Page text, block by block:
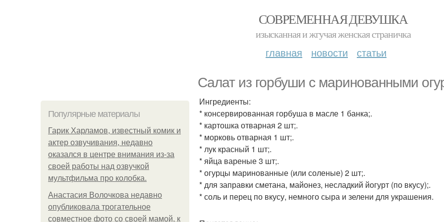
СОВРЕМЕННАЯ ДЕВУШКА
изысканная и жгучая женская страничка
главная новости статьи
Салат из горбуши с маринованными
Популярные материалы
Гарик Харламов, известный комик и
актер озвучивания, недавно
оказался в центре внимания из-за
своей работы над озвучкой
мультфильма про колобка.
Анастасия Волочкова недавно
опубликовала трогательное
совместное фото со своей мамой, к
Ингредиенты:
* консервированная горбуша в масле 1 банка;.
* картошка отварная 2 шт;.
* морковь отварная 1 шт;.
* лук красный 1 шт;.
* яйца вареные 3 шт;.
* огурцы маринованные (или соленые) 2 шт;.
* для заправки сметана, майонез, несладкий йогурт (по вкусу);.
* соль и перец по вкусу, немного сыра и зелени для украшения.